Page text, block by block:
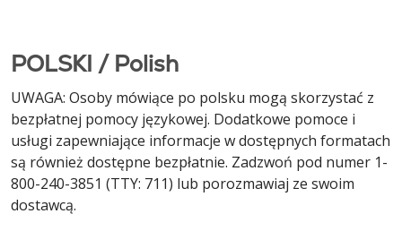
POLSKI / Polish
UWAGA: Osoby mówiące po polsku mogą skorzystać z
bezpłatnej pomocy językowej. Dodatkowe pomoce i
usługi zapewniające informacje w dostępnych formatach
są również dostępne bezpłatnie. Zadzwoń pod numer 1-
800-240-3851 (TTY: 711) lub porozmawiaj ze swoim
dostawcą.